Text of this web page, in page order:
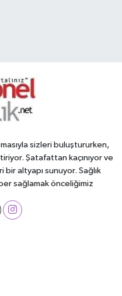
sizleri buluştururken,
Şatafattan kaçınıyor ve
altyapı sunuyor. Sağlık
sağlamak önceliğimiz